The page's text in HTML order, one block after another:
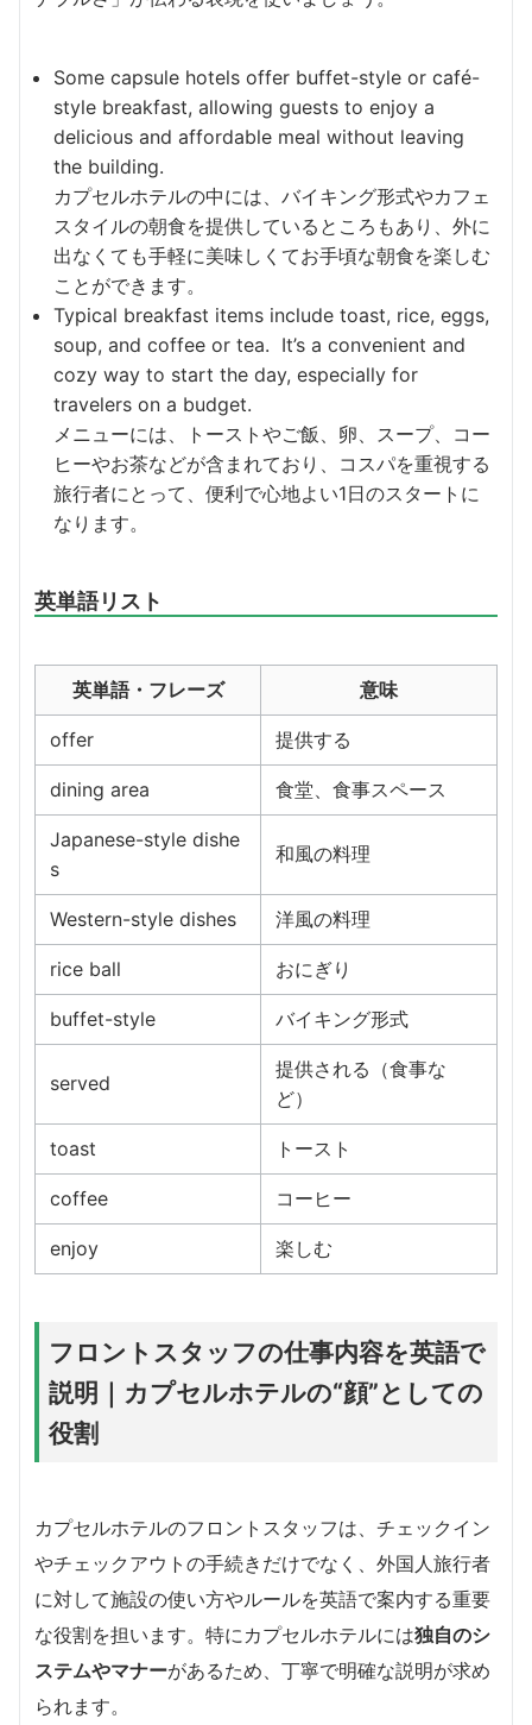
Some capsule hotels offer buffet-style or café-
style breakfast, allowing guests to enjoy a
delicious and affordable meal without leaving
the building.
カプセルホテルの中には、バイキング形式やカフェ
スタイルの朝食を提供しているところもあり、外に
出なくても手軽に美味しくてお手頃な朝食を楽しむ
ことができます。
Typical breakfast items include toast, rice, eggs,
soup, and coffee or tea. It’s a convenient and
cozy way to start the day, especially for
travelers on a budget.
メニューには、トーストやご飯、卵、スープ、コー
ヒーやお茶などが含まれており、コスパを重視する
旅行者にとって、便利で心地よい1日のスタートに
なります。
英単語リスト
英単語・フレーズ 意味
offer 提供する
dining area 食堂、食事スペース
Japanese-style dishe
s
和風の料理
Western-style dishes 洋風の料理
rice ball おにぎり
buffet-style バイキング形式
served
提供される（食事な
ど）
toast トースト
coffee コーヒー
enjoy 楽しむ
フロントスタッフの仕事内容を英語で
説明｜カプセルホテルの“顔”としての
役割
カプセルホテルのフロントスタッフは、チェックイン
やチェックアウトの手続きだけでなく、外国人旅行者
に対して施設の使い方やルールを英語で案内する重要
な役割を担います。特にカプセルホテルには独自のシ
ステムやマナーがあるため、丁寧で明確な説明が求め
られます。